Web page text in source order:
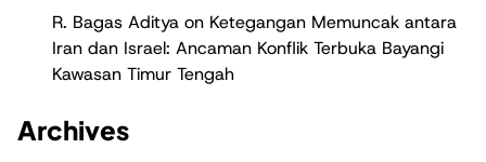
R. Bagas Aditya
Ketegangan Memuncak antara
Iran dan Israel: Ancaman Konflik Terbuka Bayangi
Kawasan Timur Tengah
Archives